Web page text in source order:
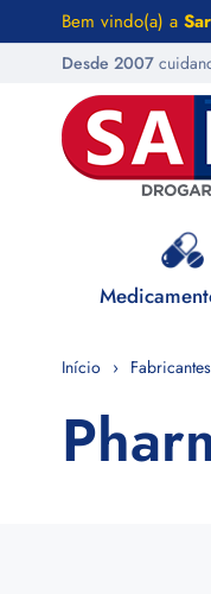
Bem vindo(a) a
Desde 2007
Início